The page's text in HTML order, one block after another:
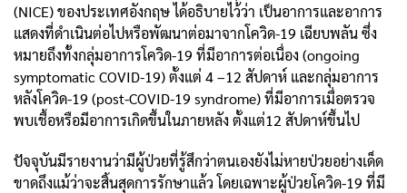
(NICE) ของประเทศอังกฤษ ได้อธิบายไว้ว่า เป็นอาการและอาการ
แสดงที่ดำเนินต่อไปหรือพัฒนาต่อมาจากโควิด-19 เฉียบพลัน ซึ่ง
หมายถึงทั้งกลุ่มอาการโควิด-19 ที่มีอาการต่อเนื่อง (ongoing
symptomatic COVID-19) ตั้งแต่ 4 –12 สัปดาห์ และกลุ่มอาการ
หลังโควิด-19 (post-COVID-19 syndrome) ที่มีอาการเมื่อตรวจ
พบเชื้อหรือมีอาการเกิดขึ้นในภายหลัง ตั้งแต่12 สัปดาห์ขึ้นไป
ปัจจุบันมีรายงานว่ามีผู้ป่วยที่รู้สึกว่าตนเองยังไม่หายป่วยอย่างเด็ด
ขาดถึงแม้ว่าจะสิ้นสุดการรักษาแล้ว โดยเฉพาะผู้ป่วยโควิด-19 ที่มี